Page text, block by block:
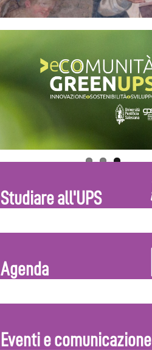
Studiare all'UPS
Agenda
Eventi e comunicazione